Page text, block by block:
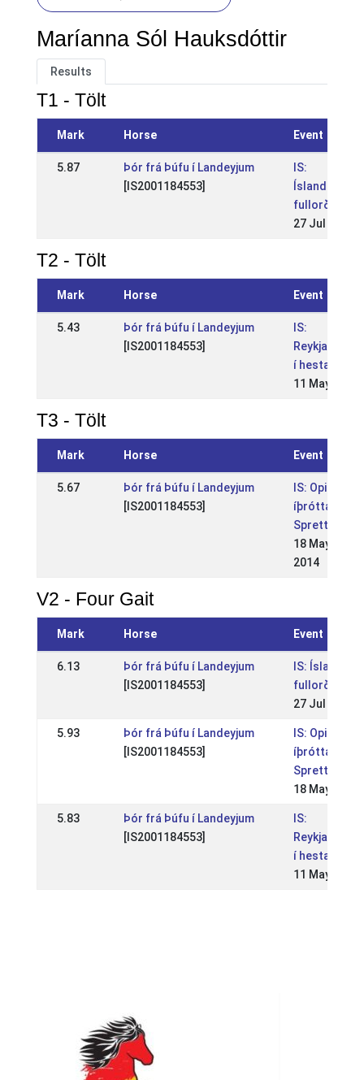
Maríanna Sól Hauksdóttir
Results
T1 - Tölt
Mark Horse Event
5.87
Þór frá Þúfu í Landeyjum
[IS2001184553]
IS:
Íslandsmót
fullorðinna
27 Jul 2014
T2 - Tölt
Mark Horse Event
5.43
Þór frá Þúfu í Landeyjum
[IS2001184553]
IS:
í
11 May 2014
T3 - Tölt
Mark Horse Event
5.67
Þór frá Þúfu í Landeyjum
[IS2001184553]
IS: Opið WR
íþróttamót
Spretts
18 May
2014
V2 - Four Gait
Mark Horse Event
6.13
Þór frá Þúfu í Landeyjum
[IS2001184553]
IS:
fullorðinna
27 Jul 2014
5.93
Þór frá Þúfu í Landeyjum
[IS2001184553]
IS: Opið WR
íþróttamót
Spretts
18 May 2014
5.83
Þór frá Þúfu í Landeyjum
[IS2001184553]
IS:
í
11 May 2014